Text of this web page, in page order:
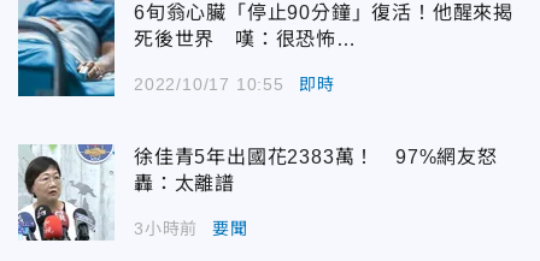
6旬翁心臟「停止90分鐘」復活！他醒來揭
死後世界 嘆：很恐怖…
2022/10/17 10:55 即時
徐佳青5年出國花2383萬！ 97%網友怒
轟：太離譜
3小時前 要聞